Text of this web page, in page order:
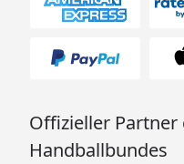
Offizieller Partner
Handballbundes